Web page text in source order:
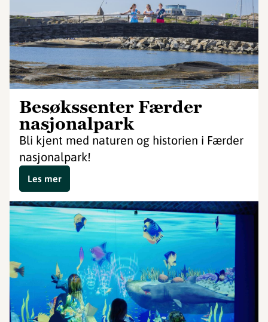
Besøkssenter Færder
nasjonalpark
Bli kjent med naturen og historien i Færder
nasjonalpark!
Les mer